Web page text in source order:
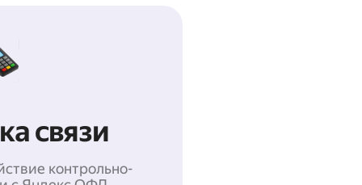
связи
контрольно-